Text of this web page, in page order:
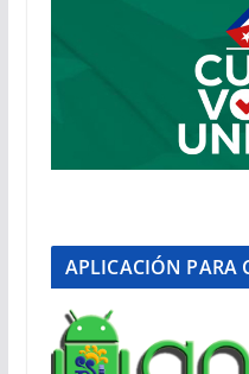
APLICACIÓN PARA